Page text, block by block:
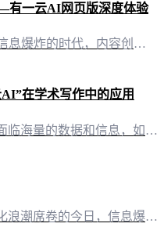
一云AI网页版深度体验
一、驾驭灵感，AI写作新篇章在信息爆炸的时代，内容创作者面临着无尽的灵感挑战。有一云AI网页版应运而生，它以其卓越的AI智能技术，为创作者打开了一扇通往高效创作的大门。 二、排版之美，千款皮肤任你选每一篇优秀的文章，都离不开精美的排版。有一云AI网页版提供了数千款装修皮肤，涵盖标题、内容、图文、分隔、引导等五大类，让每一篇文章都能焕发出独特的魅力。 三、多平台适配，内容创作无界限从公众号到头条号
在学术写作中的应用
在信息爆炸的今天，科研工作者面临海量的数据和信息，如何从这些繁杂的数据中提炼出有价值的知识，如何高效地进行学术写作，成为摆在每位科研人员面前的挑战。而“有一云AI”正是为了解决这些问题而生，它以其强大的AI技术，为科研工作者提供了一站式的写作支持。 二、内容创作，AI助力科研写作新篇章 2.1 多平台支持，满足多样化需求“有一云AI”支持公众号、头条号、小红书、百家号、知乎、企鹅号、搜狐号、新浪头
一、智能助手，赋能创作在数字化浪潮席卷的今日，信息爆炸与创意枯竭的矛盾愈发凸显。此时，“有一云AI”应运而生，以智能写作与排版之能，为自媒体创作者们开辟了一片新天地。 二、排版之美，千款皮肤任你挑选“有一云AI”不仅擅长于内容创作，更在内容排版上独树一帜。其内置的数千款装修皮肤，涵盖标题、内容、图文、分隔、引导等五大类，如同艺术家的调色板，让每一次创作都如艺术品般精致。 三、多平台兼容，创作无界